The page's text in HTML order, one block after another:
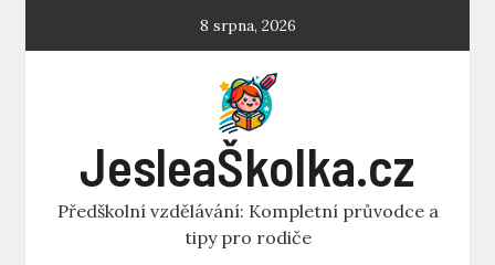
8 srpna, 2026
JesleaŠkolka.cz
Předškolní vzdělávání: Kompletní průvodce a
tipy pro rodiče